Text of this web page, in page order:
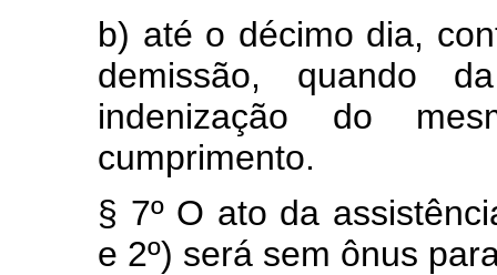
b) até o décimo dia,
demissão, quando
indenização do
cumprimento.
§ 7º O ato da
e 2º) será sem ônus